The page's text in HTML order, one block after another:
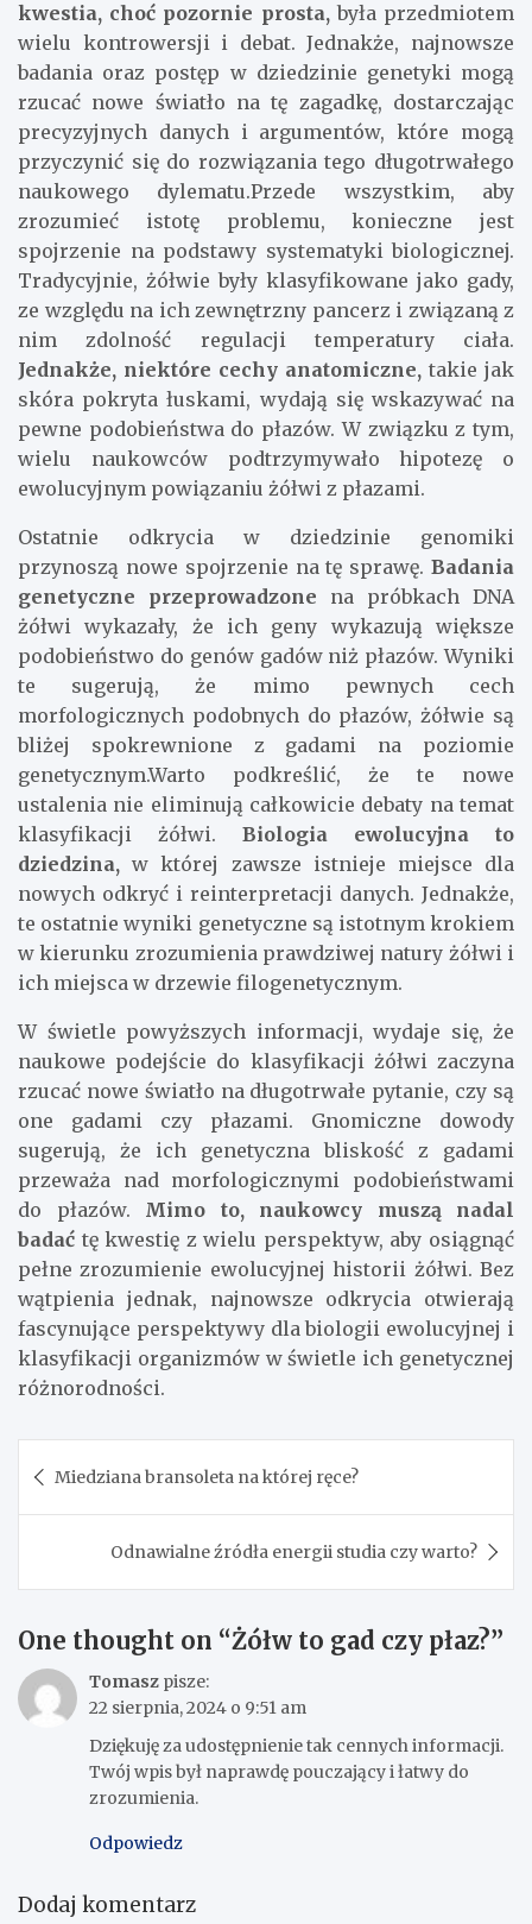
kwestia, choć pozornie prosta,była przedmiotem
wielu kontrowersji i debat. Jednakże, najnowsze
badania oraz postęp w dziedzinie genetyki mogą
rzucać nowe światło na tę zagadkę, dostarczając
precyzyjnych danych i argumentów, które mogą
przyczynić się do rozwiązania tego długotrwałego
naukowego dylematu.Przede wszystkim, aby
zrozumieć istotę problemu, konieczne jest
spojrzenie na podstawy systematyki biologicznej.
Tradycyjnie, żółwie były klasyfikowane jako gady,
ze względu na ich zewnętrzny pancerz i związaną z
nim zdolność regulacji temperatury ciała.
Jednakże, niektóre cechy anatomiczne, takie jak
skóra pokryta łuskami, wydają się wskazywać na
pewne podobieństwa do płazów. W związku z tym,
wielu naukowców podtrzymywało hipotezę o
ewolucyjnym powiązaniu żółwi z płazami.
Ostatnie odkrycia w dziedzinie genomiki
przynoszą nowe spojrzenie na tę sprawę. Badania
genetyczne przeprowadzone na próbkach DNA
żółwi wykazały, że ich geny wykazują większe
podobieństwo do genów gadów niż płazów. Wyniki
te sugerują, że mimo pewnych cech
morfologicznych podobnych do płazów, żółwie są
bliżej spokrewnione z gadami na poziomie
genetycznym.Warto podkreślić, że te nowe
ustalenia nie eliminują całkowicie debaty na temat
klasyfikacji żółwi. Biologia ewolucyjna to
dziedzina, w której zawsze istnieje miejsce dla
nowych odkryć i reinterpretacji danych. Jednakże,
te ostatnie wyniki genetyczne są istotnym krokiem
w kierunku zrozumienia prawdziwej natury żółwi i
ich miejsca w drzewie filogenetycznym.
W świetle powyższych informacji, wydaje się, że
naukowe podejście do klasyfikacji żółwi zaczyna
rzucać nowe światło na długotrwałe pytanie, czy są
one gadami czy płazami. Gnomiczne dowody
sugerują, że ich genetyczna bliskość z gadami
przeważa nad morfologicznymi podobieństwami
do płazów. Mimo to, naukowcy muszą nadal
badać tę kwestię z wielu perspektyw, aby osiągnąć
pełne zrozumienie ewolucyjnej historii żółwi. Bez
wątpienia jednak, najnowsze odkrycia otwierają
fascynujące perspektywy dla biologii ewolucyjnej i
klasyfikacji organizmów w świetle ich genetycznej
różnorodności.
wpisu
Miedziana bransoleta na której ręce?
Odnawialne źródła energii studia czy warto?
One thought on “Żółw to gad czy płaz?”
Tomasz pisze:
22 sierpnia, 2024 o 9:51 am
Dziękuję za udostępnienie tak cennych informacji.
Twój wpis był naprawdę pouczający i łatwy do
zrozumienia.
Odpowiedz
Dodaj komentarz